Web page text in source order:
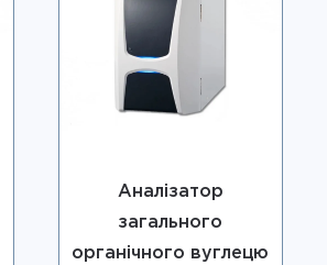
Аналізатор
загального
органічного вуглецю